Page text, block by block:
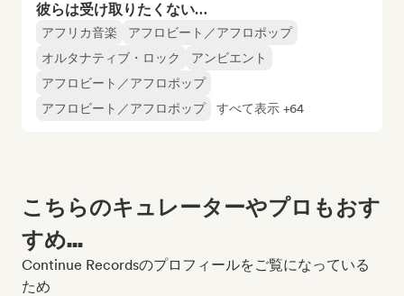
彼らは受け取りたくない…
アフリカ音楽
アフロビート／アフロポップ
オルタナティブ・ロック
アンビエント
アフロビート／アフロポップ
アフロビート／アフロポップ
すべて表示 +64
こちらのキュレーターやプロもおす
すめ...
Continue Recordsのプロフィールをご覧になっている
ため